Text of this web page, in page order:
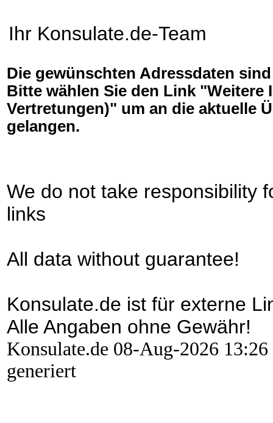
Ihr Konsulate.de-Team
Die gewünschten Adressdaten
Bitte wählen Sie den Link "Weitere
Vertretungen)" um an die aktuelle
gelangen.
We do not take responsibility
links
All data without guarantee!
Konsulate.de ist für externe
Alle Angaben ohne Gewähr!
Konsulate.de 08-Aug-2026
generiert